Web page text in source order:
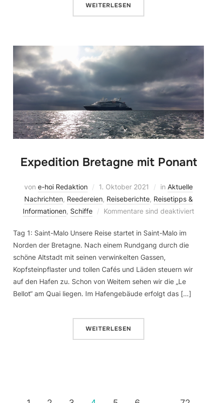
WEITERLESEN
Expedition Bretagne mit Ponant
von e-hoi Redaktion 1. Oktober 2021 in Aktuelle
Nachrichten, Reedereien, Reiseberichte, Reisetipps &
Informationen, Schiffe Kommentare sind deaktiviert
Tag 1: Saint-Malo Unsere Reise startet in Saint-Malo im
Norden der Bretagne. Nach einem Rundgang durch die
schöne Altstadt mit seinen verwinkelten Gassen,
Kopfsteinpflaster und tollen Cafés und Läden steuern wir
auf den Hafen zu. Schon von Weitem sehen wir die „Le
Bellot“ am Quai liegen. Im Hafengebäude erfolgt das […]
WEITERLESEN